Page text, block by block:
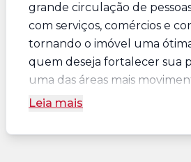
grande circulação de
com serviços, comércios e
tornando o imóvel uma
quem deseja fortalecer sua
uma das áreas mais
Leia mais